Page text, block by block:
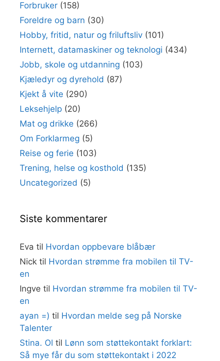
Forbruker (158)
Foreldre og barn (30)
Hobby, fritid, natur og friluftsliv (101)
Internett, datamaskiner og teknologi (434)
Jobb, skole og utdanning (103)
Kjæledyr og dyrehold (87)
Kjekt å vite (290)
Leksehjelp (20)
Mat og drikke (266)
Om Forklarmeg (5)
Reise og ferie (103)
Trening, helse og kosthold (135)
Uncategorized (5)
Siste kommentarer
Eva til Hvordan oppbevare blåbær
Nick til Hvordan strømme fra mobilen til TV-
en
Ingve til Hvordan strømme fra mobilen til TV-
en
ayan =) til Hvordan melde seg på Norske
Talenter
Stina. Ol til Lønn som støttekontakt forklart:
Så mye får du som støttekontakt i 2022